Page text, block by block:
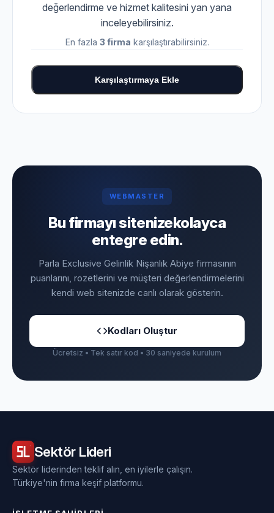
değerlendirme ve hizmet kalitesini yan yana
inceleyebilirsiniz.
En fazla 3 firma karşılaştırabilirsiniz.
Karşılaştırmaya Ekle
WEBMASTER
Bu firmayı sitenizekolayca
entegre edin.
Parla Exclusive Gelinlik Nişanlık Abiye firmasının
puanlarını, rozetlerini ve müşteri değerlendirmelerini
kendi web sitenizde canlı olarak gösterin.
Kodları Oluştur
Ücretsiz • Tek satır kod • 30 saniyede kurulum
Sektör Lideri
Sektör liderinden teklif alın, en iyilerle çalışın.
Türkiye'nin firma keşif platformu.